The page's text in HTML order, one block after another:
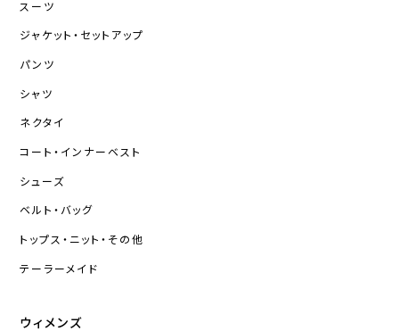
スーツ
ジャケット・セットアップ
パンツ
シャツ
ネクタイ
コート・インナーベスト
シューズ
ベルト・バッグ
トップス・ニット・その他
テーラーメイド
ウィメンズ